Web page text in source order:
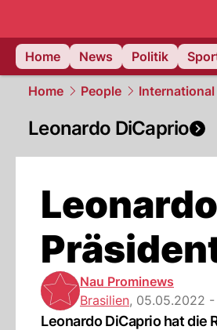
Home
News Politik
Home People International
Leonardo DiCaprio
Nau Prominews
Brasilien, 05.05.2022 -
Leonardo DiCaprio hat